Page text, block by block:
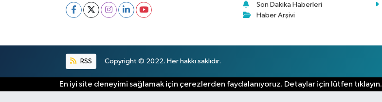
Son Dakika Haberleri
Haber Arşivi
RSS Copyright © 2022. Her hakkı saklıdır.
En iyi site deneyimi sağlamak için çerezlerden faydalanıyoruz. Detaylar için lütfen tıklayın.